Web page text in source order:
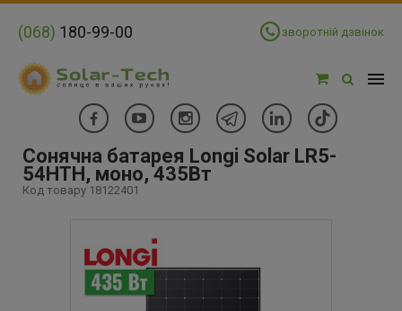
(068) 180-99-00 зворотній дзвінок
Сонячна батарея Longi Solar LR5-
54HTH, моно, 435Вт
Код товару 18122401